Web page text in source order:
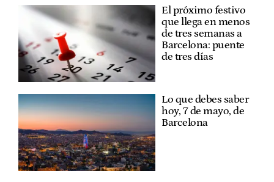
El próximo festivo
que llega en menos
de tres semanas a
Barcelona: puente
de tres días
Lo que debes saber
hoy, 7 de mayo, de
Barcelona